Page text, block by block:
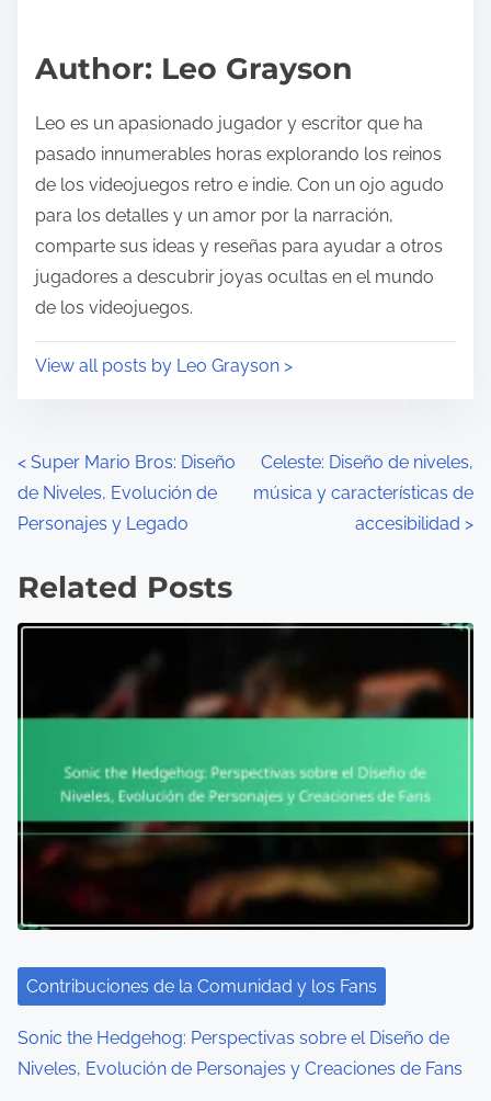
Author: Leo Grayson
Leo es un apasionado jugador y escritor que ha
pasado innumerables horas explorando los reinos
de los videojuegos retro e indie. Con un ojo agudo
para los detalles y un amor por la narración,
comparte sus ideas y reseñas para ayudar a otros
jugadores a descubrir joyas ocultas en el mundo
de los videojuegos.
View all posts by Leo Grayson >
Posts navigation
< Super Mario Bros: Diseño
de Niveles, Evolución de
Personajes y Legado
Celeste: Diseño de niveles,
música y características de
accesibilidad >
Related Posts
Contribuciones de la Comunidad y los Fans
Sonic the Hedgehog: Perspectivas sobre el Diseño de
Niveles, Evolución de Personajes y Creaciones de Fans